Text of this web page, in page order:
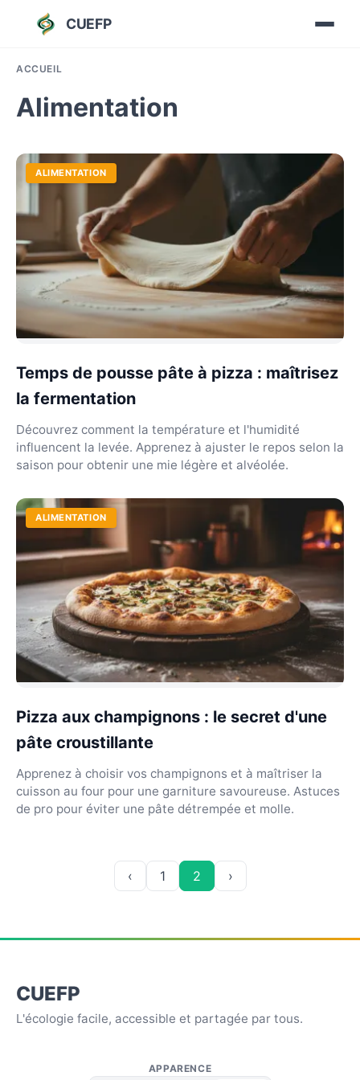
CUEFP
ACCUEIL
Alimentation
ALIMENTATION
Temps de pousse pâte à pizza : maîtrisez
la fermentation
Découvrez comment la température et l'humidité
influencent la levée. Apprenez à ajuster le repos selon la
saison pour obtenir une mie légère et alvéolée.
ALIMENTATION
Pizza aux champignons : le secret d'une
pâte croustillante
Apprenez à choisir vos champignons et à maîtriser la
cuisson au four pour une garniture savoureuse. Astuces
de pro pour éviter une pâte détrempée et molle.
‹ 1 2 ›
CUEFP
L'écologie facile, accessible et partagée par tous.
APPARENCE